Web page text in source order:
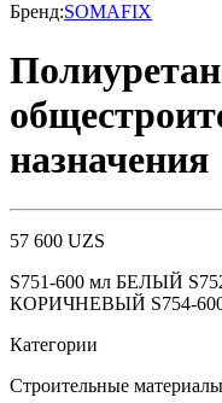
Бренд:SOMAFIX
назначения
57 600 UZS
S751-600 мл БЕЛЫЙ
КОРИЧНЕВЫЙ S754-
Категории
Строительные материалы